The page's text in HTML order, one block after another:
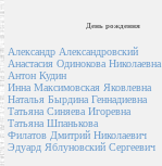
День рождения
Александр Александровский
Анастасия Одинокова Николаевна
Антон Кудин
Инна Максимовская Яковлевна
Наталья Бырдина Геннадиевна
Татьяна Синяева Игоревна
Татьяна Шпанькова
Филатов Дмитрий Николаевич
Эдуард Яблуновский Сергеевич